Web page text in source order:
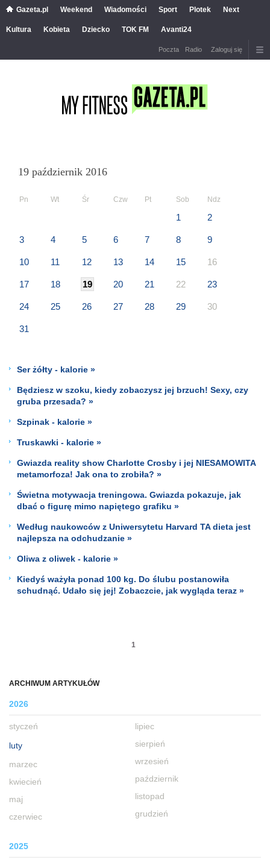
Gazeta.pl Weekend Wiadomości Sport Plotek Next
Kultura Kobieta Dziecko TOK FM Avanti24
Poczta Radio Zaloguj się
ARCHIWUM ARTYKUŁÓW
2026
styczeń
luty
marzec
kwiecień
maj
czerwiec
lipiec
sierpień
wrzesień
październik
listopad
grudzień
2025
19 październik 2016
Pn Wt Śr Czw Pt Sob Ndz
1 2
3 4 5 6 7 8 9
10 11 12 13 14 15 16
17 18 19 20 21 22 23
24 25 26 27 28 29 30
31
Ser żółty - kalorie »
Będziesz w szoku, kiedy zobaczysz jej brzuch! Sexy, czy
gruba przesada? »
Szpinak - kalorie »
Truskawki - kalorie »
Gwiazda reality show Charlotte Crosby i jej NIESAMOWITA
metamorfoza! Jak ona to zrobiła? »
Świetna motywacja treningowa. Gwiazda pokazuje, jak
dbać o figurę mimo napiętego grafiku »
Według naukowców z Uniwersytetu Harvard TA dieta jest
najlepsza na odchudzanie »
Oliwa z oliwek - kalorie »
Kiedyś ważyła ponad 100 kg. Do ślubu postanowiła
schudnąć. Udało się jej! Zobaczcie, jak wygląda teraz »
1